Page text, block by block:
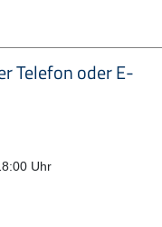
Telefon oder E-
Uhr